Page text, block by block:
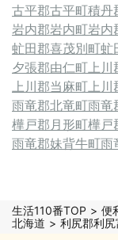
古平郡古平町積丹
岩内郡岩内町岩内
虻田郡喜茂別町虻
夕張郡由仁町 上
上川郡当麻町 上
雨竜郡北竜町雨竜
樺戸郡月形町樺戸
雨竜郡妹背牛町雨
生活110番TOP 便
北海道
利尻郡利